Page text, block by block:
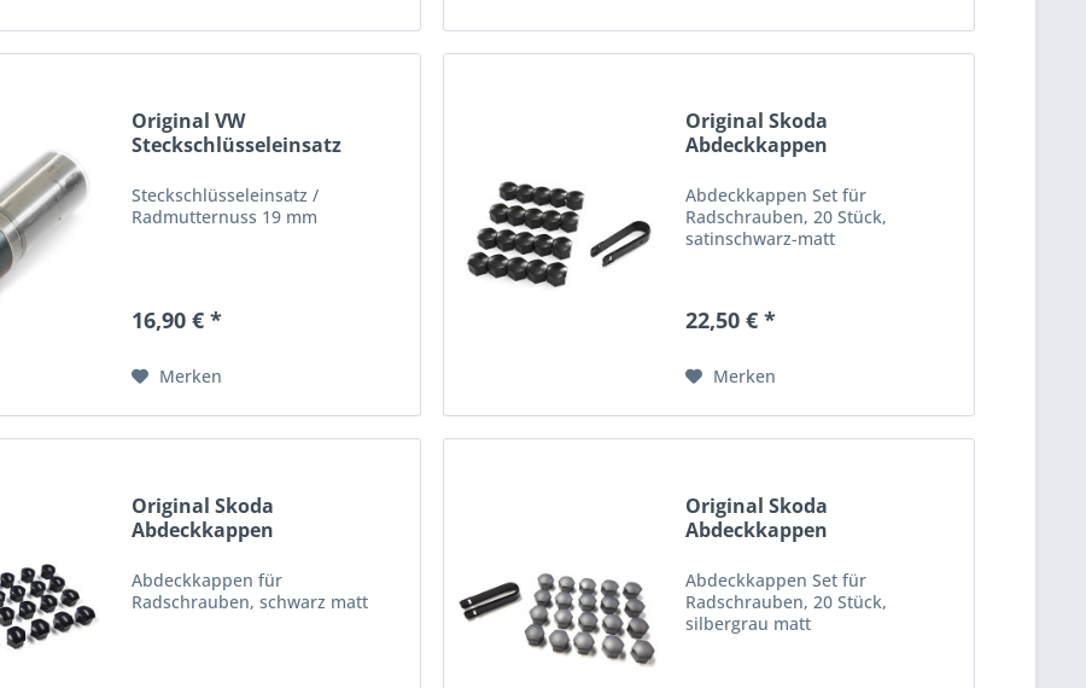
Original VW
Steckschlüsseleinsatz
Steckschlüsseleinsatz /
Radmutternuss 19 mm
16,90 € *
Merken
Original Skoda
Abdeckkappen
Abdeckkappen Set für
Radschrauben, 20 Stück,
satinschwarz-matt
22,50 € *
Merken
Original Skoda
Abdeckkappen
Abdeckkappen für
Radschrauben, schwarz matt
Original Skoda
Abdeckkappen
Abdeckkappen Set für
Radschrauben, 20 Stück,
silbergrau matt